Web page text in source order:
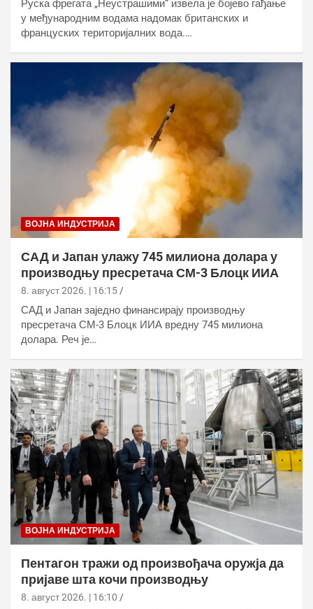
Руска фрегата „Неустрашими“ извела је бојево гађање
у међународним водама надомак британских и
француских територијалних вода.…
ВОЈНА ИНДУСТРИЈА
САД и Јапан улажу 745 милиона долара у
производњу пресретача СМ-3 Блоцк ИИА
8. август 2026. | 16:15
САД и Јапан заједно финансирају производњу
пресретача СМ-3 Блоцк ИИА вредну 745 милиона
долара. Реч је…
ВОЈНА ИНДУСТРИЈА
Пентагон тражи од произвођача оружја да
пријаве шта кочи производњу
8. август 2026. | 16:10